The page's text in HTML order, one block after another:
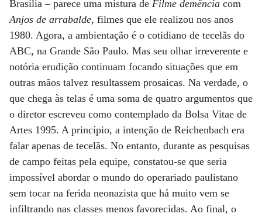
Brasília – parece uma mistura de Filme demência com
Anjos de arrabalde, filmes que ele realizou nos anos
1980. Agora, a ambientação é o cotidiano de tecelãs do
ABC, na Grande São Paulo. Mas seu olhar irreverente e
notória erudição continuam focando situações que em
outras mãos talvez resultassem prosaicas. Na verdade, o
que chega às telas é uma soma de quatro argumentos que
o diretor escreveu como contemplado da Bolsa Vitae de
Artes 1995. A princípio, a intenção de Reichenbach era
falar apenas de tecelãs. No entanto, durante as pesquisas
de campo feitas pela equipe, constatou-se que seria
impossível abordar o mundo do operariado paulistano
sem tocar na ferida neonazista que há muito vem se
infiltrando nas classes menos favorecidas. Ao final, o